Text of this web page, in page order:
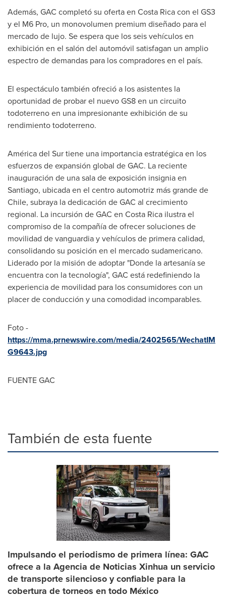
Además, GAC completó su oferta en Costa Ricacon el GS3
y el M6 Pro, un monovolumen premium diseñado para el
mercado de lujo. Se espera que los seis vehículos en
exhibición en el salón del automóvil satisfagan un amplio
espectro de demandas para los compradores en el país.
El espectáculo también ofreció a los asistentes la
oportunidad de probar el nuevo GS8 en un circuito
todoterreno en una impresionante exhibición de su
rendimiento todoterreno.
América del Sur tiene una importancia estratégica en los
esfuerzos de expansión global de GAC. La reciente
inauguración de una sala de exposición insignia en
Santiago, ubicada en el centro automotriz más grande de
Chile, subraya la dedicación de GAC al crecimiento
regional. La incursión de GAC en Costa Rica ilustra el
compromiso de la compañía de ofrecer soluciones de
movilidad de vanguardia y vehículos de primera calidad,
consolidando su posición en el mercado sudamericano.
Liderado por la misión de adoptar "Donde laartesanía se
encuentra con la tecnología", GAC está redefiniendo la
experiencia de movilidad para los consumidores con un
placer de conducción y una comodidad incomparables.
Foto -
https://mma.prnewswire.com/media/2402565/WechatIM
G9643.jpg
FUENTE GAC
También de esta fuente
Impulsando el periodismo de primera línea: GAC
ofrece a la Agencia de Noticias Xinhua un servicio
de transporte silencioso y confiable para la
cobertura de torneos en todo México